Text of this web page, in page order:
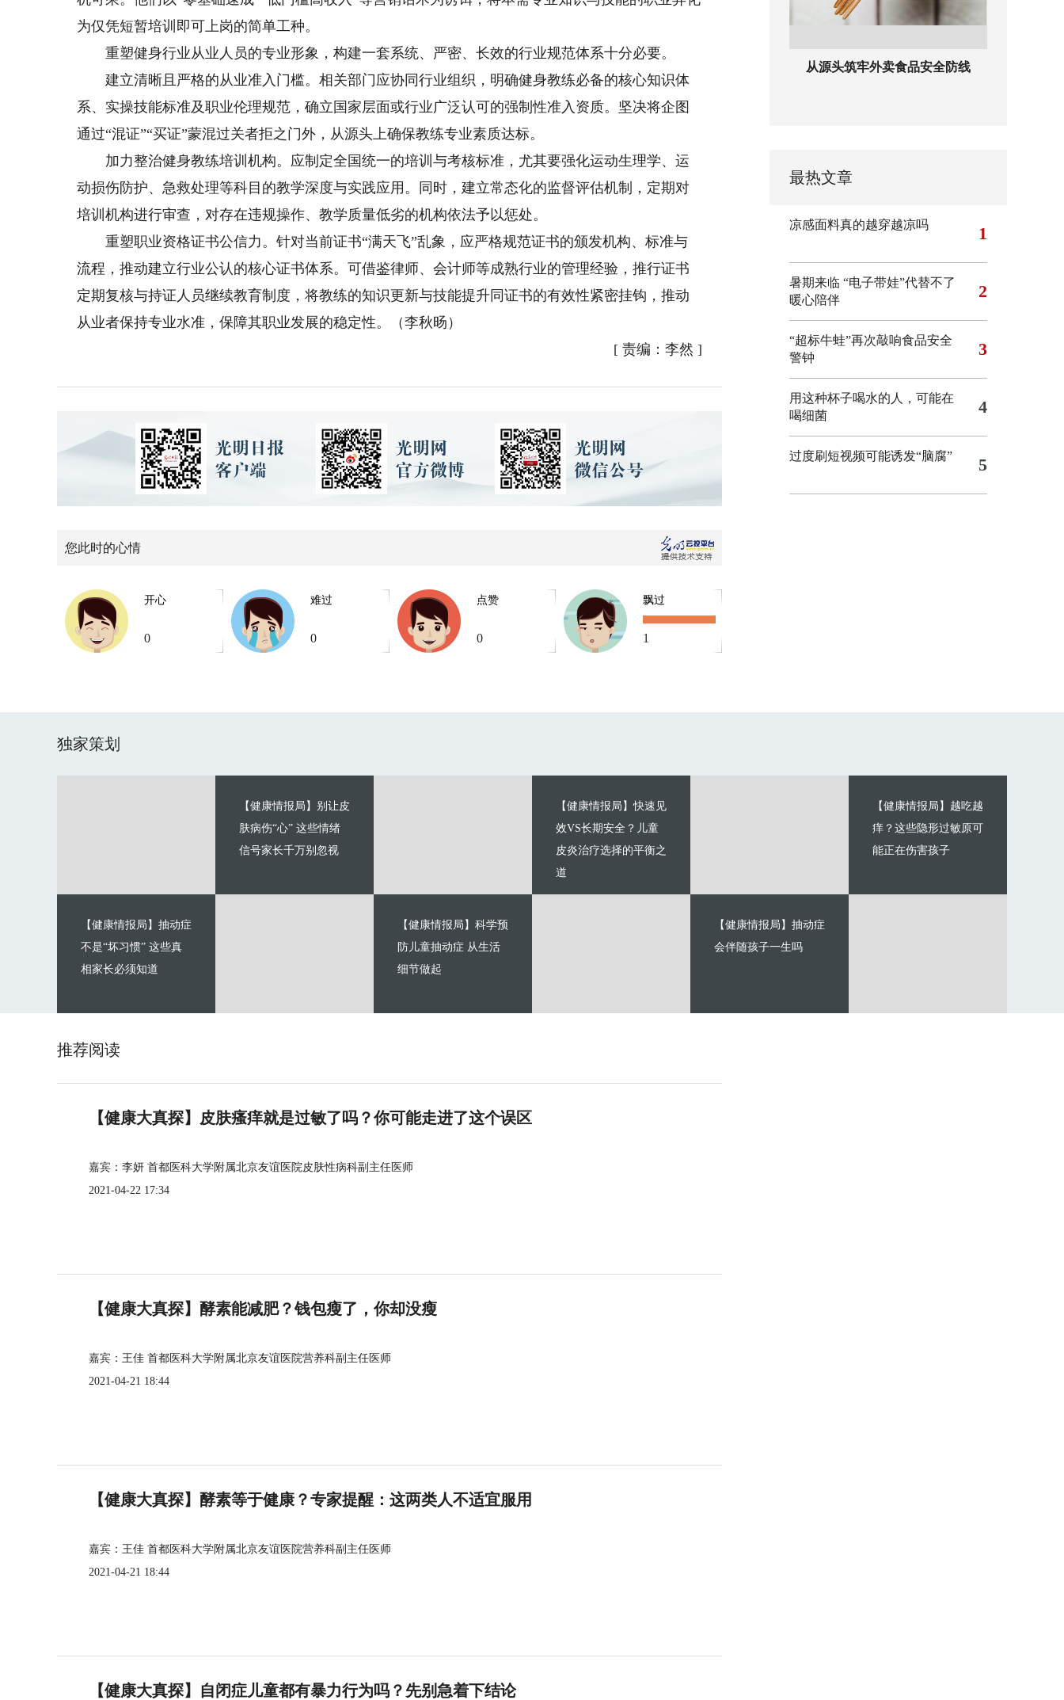
为仅凭短暂培训即可上岗的简单工种。
重塑健身行业从业人员的专业形象，构建一套系统、严密、长效的行业规范体系十分必要。
建立清晰且严格的从业准入门槛。相关部门应协同行业组织，明确健身教练必备的核心知识体
系、实操技能标准及职业伦理规范，确立国家层面或行业广泛认可的强制性准入资质。坚决将企图
通过“混证”“买证”蒙混过关者拒之门外，从源头上确保教练专业素质达标。
加力整治健身教练培训机构。应制定全国统一的培训与考核标准，尤其要强化运动生理学、运
动损伤防护、急救处理等科目的教学深度与实践应用。同时，建立常态化的监督评估机制，定期对
培训机构进行审查，对存在违规操作、教学质量低劣的机构依法予以惩处。
重塑职业资格证书公信力。针对当前证书“满天飞”乱象，应严格规范证书的颁发机构、标准与
流程，推动建立行业公认的核心证书体系。可借鉴律师、会计师等成熟行业的管理经验，推行证书
定期复核与持证人员继续教育制度，将教练的知识更新与技能提升同证书的有效性紧密挂钩，推动
从业者保持专业水准，保障其职业发展的稳定性。（李秋旸）
[ 责编：李然 ]
您此时的心情
开心
0
难过
0
点赞
0
飘过
1
从源头筑牢外卖食品安全防线
最热文章
凉感面料真的越穿越凉吗 1
暑期来临 “电子带娃”代替不了
暖心陪伴
2
“超标牛蛙”再次敲响食品安全
警钟
3
用这种杯子喝水的人，可能在
喝细菌
4
过度刷短视频可能诱发“脑腐” 5
独家策划
【健康情报局】别让皮
肤病伤“心” 这些情绪
信号家长千万别忽视
【健康情报局】抽动症
不是“坏习惯” 这些真
相家长必须知道
【健康情报局】快速见
效VS长期安全？儿童
皮炎治疗选择的平衡之
道
【健康情报局】科学预
防儿童抽动症 从生活
细节做起
【健康情报局】越吃越
痒？这些隐形过敏原可
能正在伤害孩子
【健康情报局】抽动症
会伴随孩子一生吗
推荐阅读
【健康大真探】皮肤瘙痒就是过敏了吗？你可能走进了这个误区
嘉宾：李妍 首都医科大学附属北京友谊医院皮肤性病科副主任医师
2021-04-22 17:34
【健康大真探】酵素能减肥？钱包瘦了，你却没瘦
嘉宾：王佳 首都医科大学附属北京友谊医院营养科副主任医师
2021-04-21 18:44
【健康大真探】酵素等于健康？专家提醒：这两类人不适宜服用
嘉宾：王佳 首都医科大学附属北京友谊医院营养科副主任医师
2021-04-21 18:44
【健康大真探】自闭症儿童都有暴力行为吗？先别急着下结论